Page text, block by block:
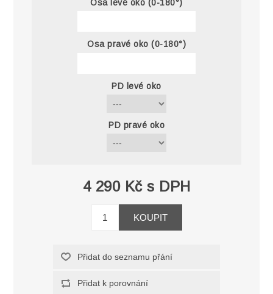
Osa levé oko (0-180°)
Osa pravé oko (0-180°)
PD levé oko
PD pravé oko
4 290 Kč s DPH